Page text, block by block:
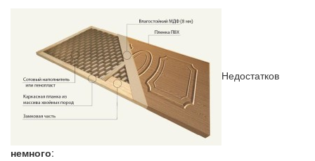
Недостатков
немного: